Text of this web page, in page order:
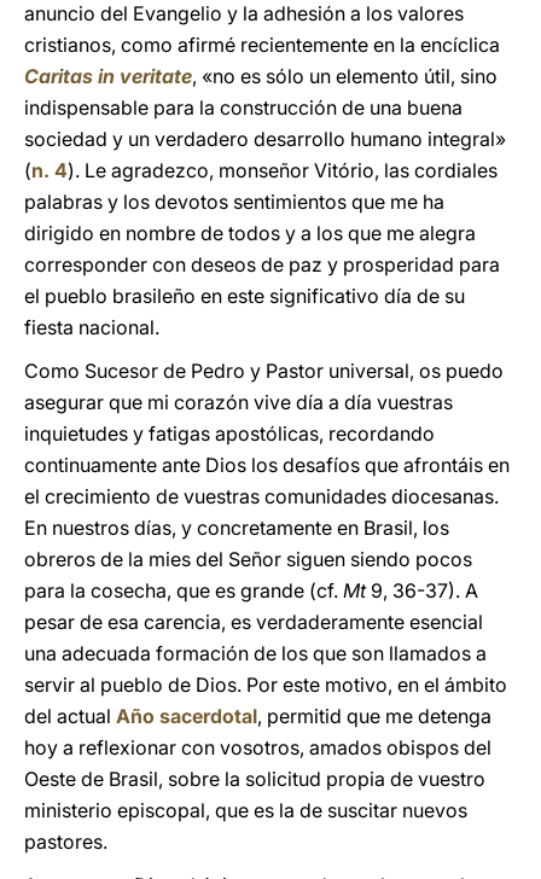
anuncio del Evangelio y la adhesión a los valores
cristianos, como afirmé recientemente en la encíclica
Caritas in veritate, «no es sólo un elemento útil, sino
indispensable para la construcción de una buena
sociedad y un verdadero desarrollo humano integral»
(n. 4). Le agradezco, monseñor Vitório, las cordiales
palabras y los devotos sentimientos que me ha
dirigido en nombre de todos y a los que me alegra
corresponder con deseos de paz y prosperidad para
el pueblo brasileño en este significativo día de su
fiesta nacional.
Como Sucesor de Pedro y Pastor universal, os puedo
asegurar que mi corazón vive día a día vuestras
inquietudes y fatigas apostólicas, recordando
continuamente ante Dios los desafíos que afrontáis en
el crecimiento de vuestras comunidades diocesanas.
En nuestros días, y concretamente en Brasil, los
obreros de la mies del Señor siguen siendo pocos
para la cosecha, que es grande (cf. Mt9, 36-37). A
pesar de esa carencia, es verdaderamente esencial
una adecuada formación de los que son llamados a
servir al pueblo de Dios. Por este motivo, en el ámbito
del actual Año sacerdotal, permitid que me detenga
hoy a reflexionar con vosotros, amados obispos del
Oeste de Brasil, sobre la solicitud propia de vuestro
ministerio episcopal, que es la de suscitar nuevos
pastores.